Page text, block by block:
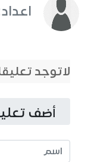
لاتوجد
أضف